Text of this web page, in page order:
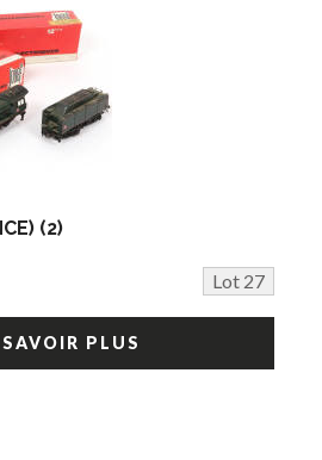
(2)
Lot 27
PLUS